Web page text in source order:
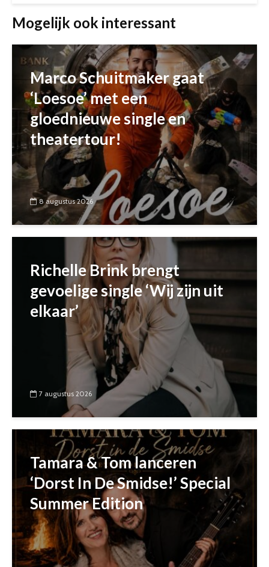
Mogelijk ook interessant
Marco Schuitmaker gaat
‘Loesoe’ met een
gloednieuwe single en
theatertour!
8 augustus 2026
Richelle Brink brengt
gevoelige single ‘Wij zijn uit
elkaar’
7 augustus 2026
Tamara & Tom lanceren
‘Dorst In De Smidse!’ Special
Summer Edition